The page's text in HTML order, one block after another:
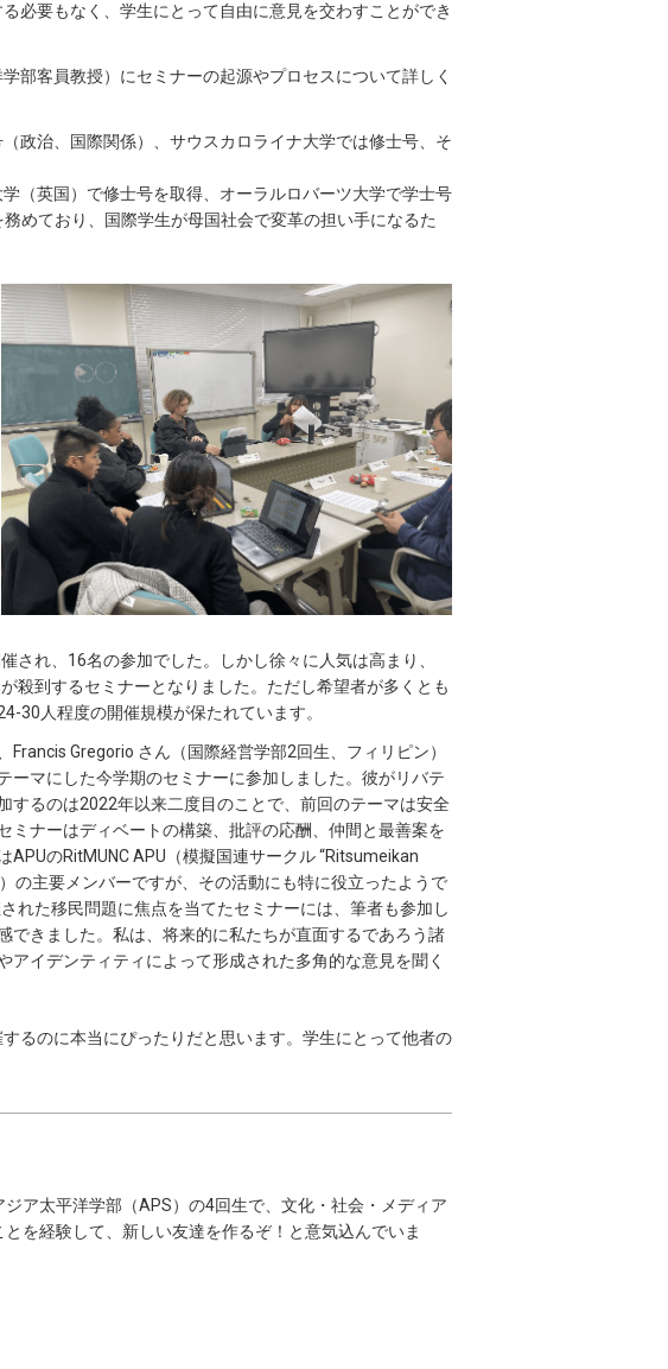
必要もなく、学生にとって自由に意見を交わすことができ
部客員教授）にセミナーの起源やプロセスについて詳しく
政治、国際関係）、サウスカロライナ大学では修士号、そ
（英国）で修士号を取得、オーラルロバーツ大学で学士号
めており、国際学生が母国社会で変革の担い手になるた
され、16名の参加でした。しかし徐々に人気は高まり、
殺到するセミナーとなりました。ただし希望者が多くとも
30人程度の開催規模が保たれています。
Francis Gregorio さん（国際経営学部2回生、フィリピン）
ーマにした今学期のセミナーに参加しました。彼がリバテ
するのは2022年以来二度目のことで、前回のテーマは安全
ミナーはディベートの構築、批評の応酬、仲間と最善案を
APUのRitMUNC APU（模擬国連サークル “Ritsumeikan
の主要メンバーですが、その活動にも特に役立ったようで
れた移民問題に焦点を当てたセミナーには、筆者も参加し
できました。私は、将来的に私たちが直面するであろう諸
アイデンティティによって形成された多角的な意見を聞く
るのに本当にぴったりだと思います。学生にとって他者の
ア太平洋学部（APS）の4回生で、文化・社会・メディア
を経験して、新しい友達を作るぞ！と意気込んでいま